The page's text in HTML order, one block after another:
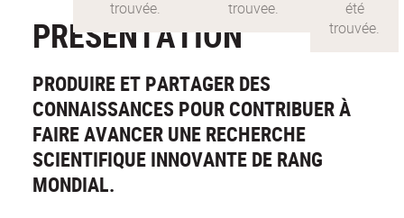
PRÉSENTATION
PRODUIRE ET PARTAGER DES
CONNAISSANCES POUR CONTRIBUER À
FAIRE AVANCER UNE RECHERCHE
SCIENTIFIQUE INNOVANTE DE RANG
MONDIAL.